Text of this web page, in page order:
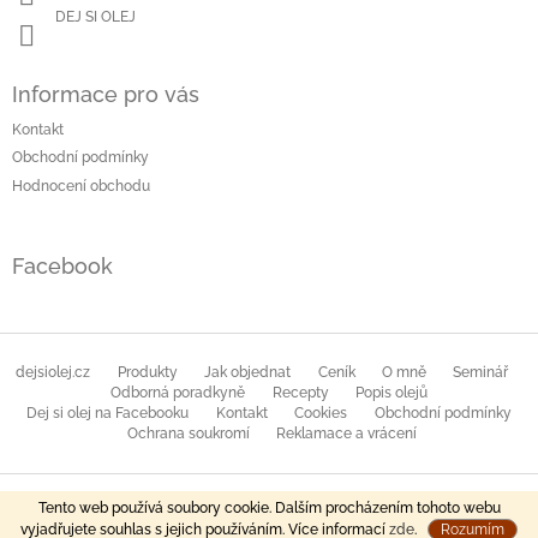
Tento web používá soubory cookie. Dalším procházením tohoto webu
vyjadřujete souhlas s jejich používáním. Více informací zde. Rozumím
DEJ SI OLEJ
Informace pro vás
Kontakt
Obchodní podmínky
Hodnocení obchodu
Facebook
dejsiolej.cz Produkty Jak objednat Ceník O mně
Seminář
Odborná poradkyně
Recepty
Popis olejů
Dej si olej na Facebooku
Kontakt Cookies
Obchodní podmínky
Ochrana soukromí
Reklamace a vrácení
Vytvořil Shoptet Copyright 2026DEJSIOLEJ. Všechna práva vyhrazena.